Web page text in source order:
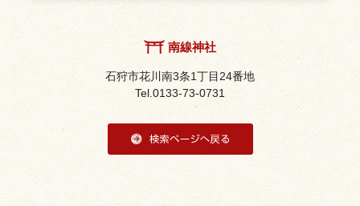
南線神社
石狩市花川南3条1丁目24番地
0133-73-0731